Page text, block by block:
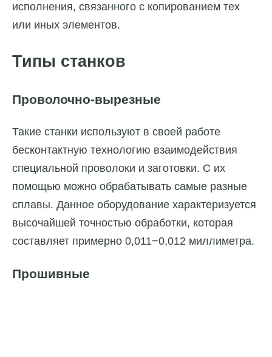
исполнения, связанного с копированием тех
или иных элементов.
Типы станков
Проволочно-вырезные
Такие станки используют в своей работе
бесконтактную технологию взаимодействия
специальной проволоки и заготовки. С их
помощью можно обрабатывать самые разные
сплавы. Данное оборудование характеризуется
высочайшей точностью обработки, которая
составляет примерно 0,011−0,012 миллиметра.
Прошивные